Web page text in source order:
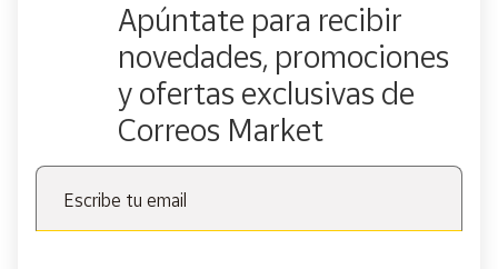
Apúntate para recibir
novedades, promociones
y ofertas exclusivas de
Correos Market
Escribe tu email